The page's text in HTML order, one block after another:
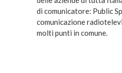
di comunicatore: Public
comunicazione
molti punti in comune.